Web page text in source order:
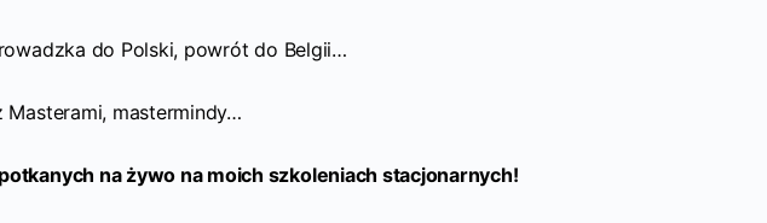
do Polski, powrót do Belgii…
Masterami, mastermindy…
na żywo na moich szkoleniach stacjonarnych!